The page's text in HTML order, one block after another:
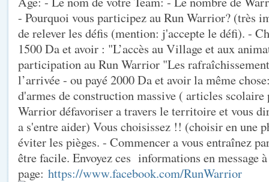
- Pourquoi vous participez au Run Warrior? (très
de relever les défis (mention: j'accepte le défi). -
1500 Da et avoir : "L’accès au Village et aux
participation au Run Warrior "Les
l’arrivée - ou payé 2000 Da et avoir la même
d'armes de construction massive ( articles
Warrior défavoriser a travers le territoire et vous
a s'entre aider) Vous choisissez !! (choisir en une
éviter les pièges. - Commencer a vous entraînez
être facile. Envoyez ces informations en message
page: https://www.facebook.com/RunWarrior